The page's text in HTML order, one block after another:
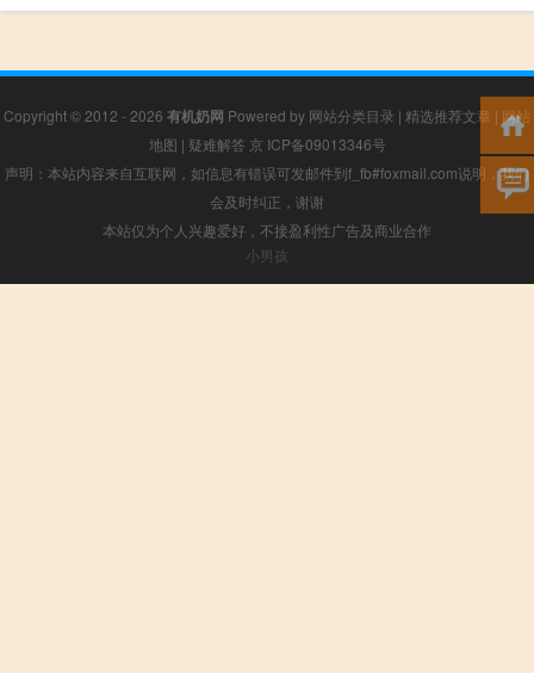
Copyright © 2012 - 2026 有机奶网 Powered by 网站分类目录 | 精选推荐文章 | 网站
地图 | 疑难解答 京 ICP备09013346号
声明：本站内容来自互联网，如信息有错误可发邮件到f_fb#foxmail.com说明，我们
会及时纠正，谢谢
本站仅为个人兴趣爱好，不接盈利性广告及商业合作
小男孩